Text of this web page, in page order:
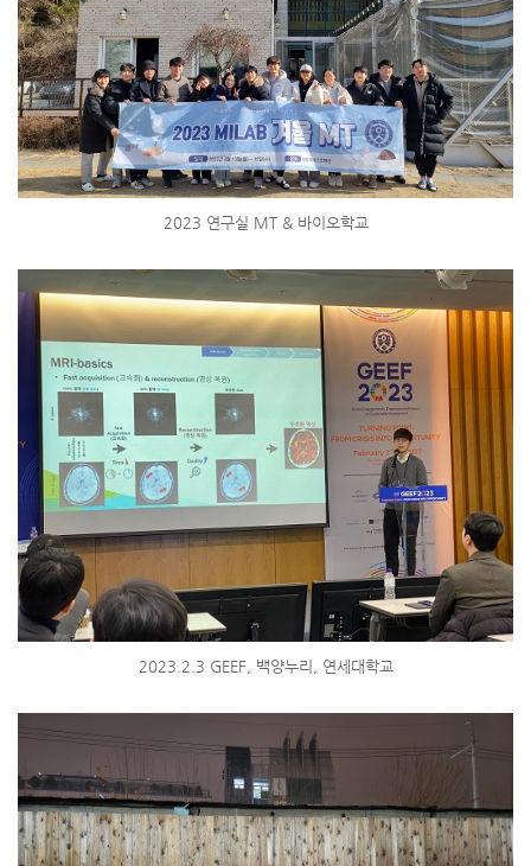
2023 연구실 MT & 바이오학교
2023.2.3 GEEF, 백양누리, 연세대학교